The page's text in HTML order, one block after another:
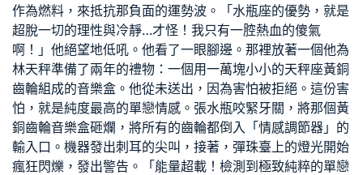
作為燃料，來抵抗那負面的運勢波。「水瓶座的優勢，就是
超脫一切的理性與冷靜…才怪！我只有一腔熱血的傻氣
啊！」他絕望地低吼。他看了一眼腳邊。那裡放著一個他為
林天秤準備了兩年的禮物：一個用一萬塊小小的天秤座黃銅
齒輪組成的音樂盒。他從未送出，因為害怕被拒絕。這份害
怕，就是純度最高的單戀情感。張水瓶咬緊牙關，將那個黃
銅齒輪音樂盒砸爛，將所有的齒輪都倒入「情感調節器」的
輸入口。機器發出刺耳的尖叫，接著，彈珠臺上的燈光開始
瘋狂閃爍，發出警告。「能量超載！檢測到極致純粹的單戀